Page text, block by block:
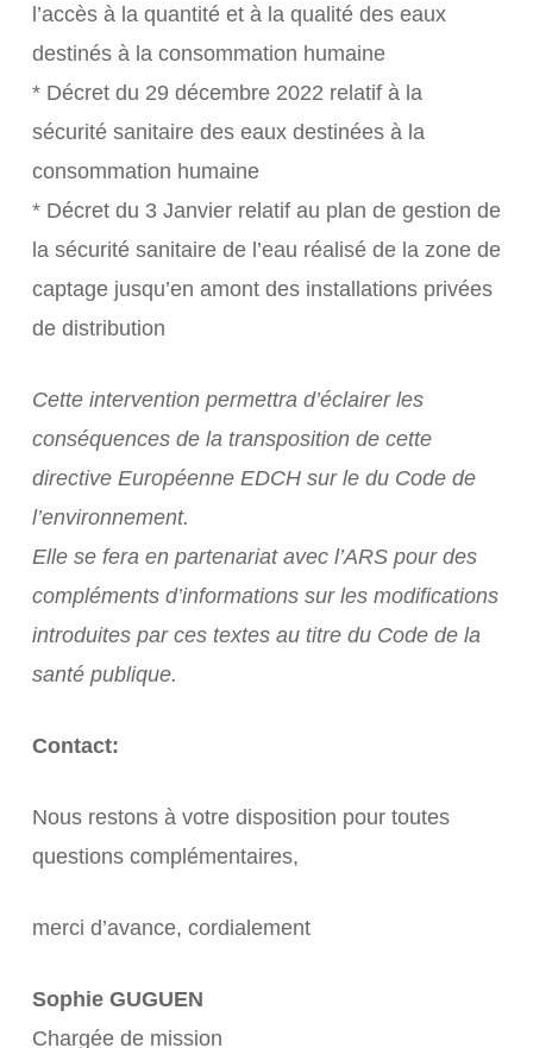
l’accès à la quantité et à la qualité des eaux
destinés à la consommation humaine
* Décret du 29 décembre 2022 relatif à la
sécurité sanitaire des eaux destinées à la
consommation humaine
* Décret du 3 Janvier relatif au plan de gestion de
la sécurité sanitaire de l’eau réalisé de la zone de
captage jusqu’en amont des installations privées
de distribution
Cette intervention permettra d’éclairer les
conséquences de la transposition de cette
directive Européenne EDCH sur le du Code de
l’environnement.
Elle se fera en partenariat avec l’ARS pour des
compléments d’informations sur les modifications
introduites par ces textes au titre du Code de la
santé publique.
Contact:
Nous restons à votre disposition pour toutes
questions complémentaires,
merci d’avance, cordialement
Sophie GUGUEN
Chargée de mission